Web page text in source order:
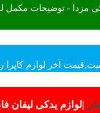
مزدا - توضیحات مکمل
آخر لوازم کاپرا
|لوازم یدکی لیفان